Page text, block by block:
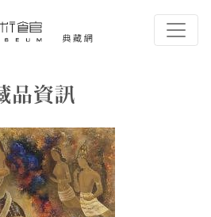
館-典藏網